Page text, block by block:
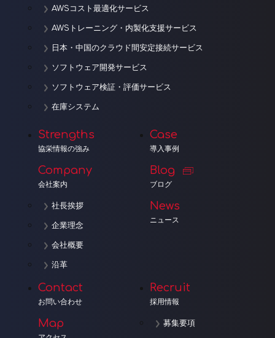
AWSコスト最適化サービス
AWSトレーニング・内製化支援サービス
日本・中国のクラウド間安定接続サービス
ソフトウェア開発サービス
ソフトウェア検証・評価サービス
在庫システム
Strengths
協栄情報の強み
Company
会社案内
社長挨拶
企業理念
会社概要
沿革
Case
導入事例
Blog
ブログ
News
ニュース
Contact
お問い合わせ
Map
Recruit
採用情報
募集要項